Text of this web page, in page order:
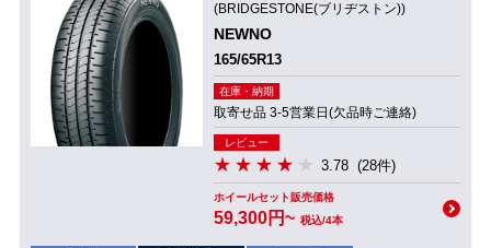
(BRIDGESTONE(ブリヂストン))
NEWNO
165/65R13
在庫・納期
取寄せ品 3-5営業日(欠品時ご連絡)
レビュー
3.78 (28件)
ホイールセット販売価格
59,300円~ 税込/4本